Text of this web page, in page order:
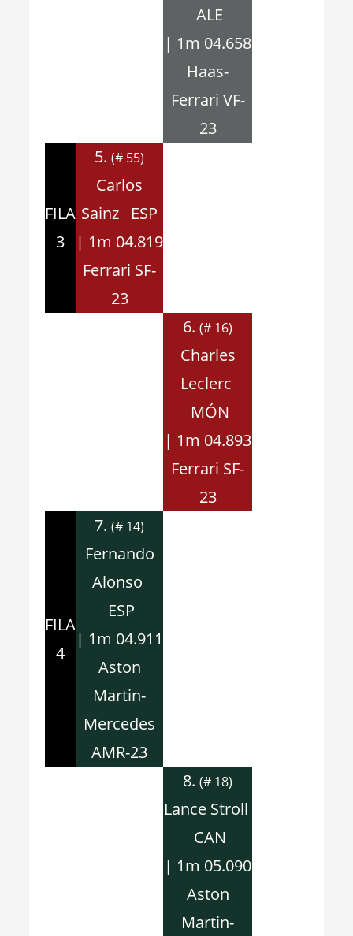
ALE
| 1m 04.658
Haas-
Ferrari VF-
23
FILA
3
5.(# 55)
Carlos
Sainz ESP
| 1m 04.819
Ferrari SF-
23
6.(# 16)
Charles
Leclerc
MÓN
| 1m 04.893
Ferrari SF-
23
FILA
4
7.(# 14)
Fernando
Alonso
ESP
| 1m 04.911
Aston
Martin-
Mercedes
AMR-23
8.(# 18)
Lance Stroll
CAN
| 1m 05.090
Aston
Martin-